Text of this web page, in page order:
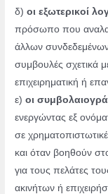
δ)οι εξωτερικοί
πρόσωπο που
άλλων
συμβουλές σχετικά
επιχειρηματική ή
ε)οι
ενεργώντας εξ
σε
και όταν βοηθούν
για τους πελάτες
ακινήτων ή